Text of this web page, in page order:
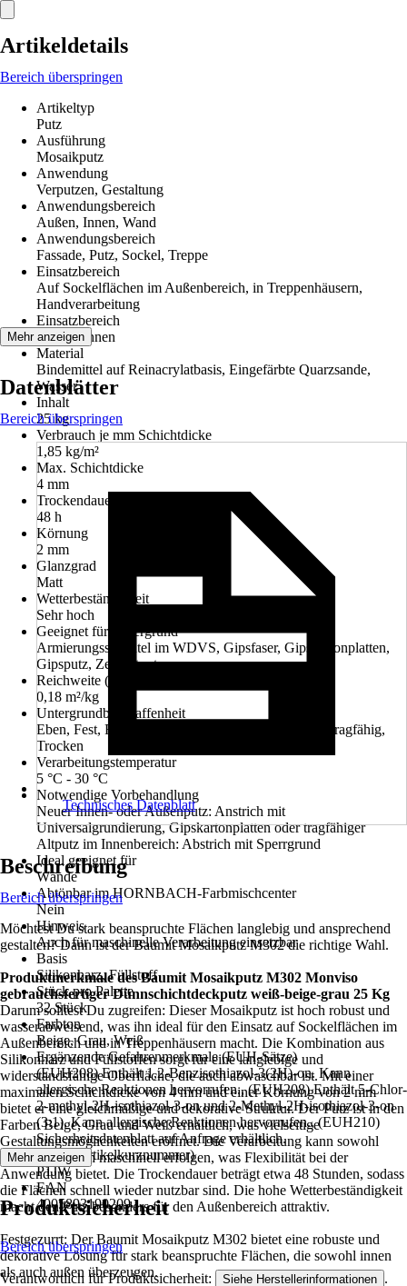
Artikeldetails
Bereich überspringen
Artikeltyp
Putz
Ausführung
Mosaikputz
Anwendung
Verputzen, Gestaltung
Anwendungsbereich
Außen, Innen, Wand
Anwendungsbereich
Fassade, Putz, Sockel, Treppe
Einsatzbereich
Auf Sockelflächen im Außenbereich, in Treppenhäusern,
Handverarbeitung
Einsatzbereich
Außen, Innen
Material
Bindemittel auf Reinacrylatbasis, Eingefärbte Quarzsande,
Wasser
Inhalt
25 kg
Verbrauch je mm Schichtdicke
1,85 kg/m²
Max. Schichtdicke
4 mm
Trockendauer ca.
48 h
Körnung
2 mm
Glanzgrad
Matt
Wetterbeständigkeit
Sehr hoch
Geeignet für Untergrund
Armierungsspachtel im WDVS, Gipsfaser, Gipskartonplatten,
Gipsputz, Zementputze
Reichweite (ca.)
0,18 m²/kg
Untergrundbeschaffenheit
Eben, Fest, Frei von haftungsmindernden Stoffen, Tragfähig,
Trocken
Verarbeitungstemperatur
5 °C - 30 °C
Notwendige Vorbehandlung
Neuer Innen- oder Außenputz: Anstrich mit
Universalgrundierung, Gipskartonplatten oder tragfähiger
Altputz im Innenbereich: Abstrich mit Sperrgrund
Ideal geeignet für
Wände
Abtönbar im HORNBACH-Farbmischcenter
Nein
Hinweis
Auch für maschinelle Verarbeitung einsetzbar
Basis
Silikonharz, Füllstoff
Stück pro Palette
32 Stück
Farbton
Beige, Grau, Weiß
Ergänzende Gefahrenmerkmale (EUH-Sätze)
(EUH208) Enthält 1,2-Benzisothiazol-3(2H)-on. Kann
allergische Reaktionen hervorrufen., (EUH208) Enthält 5-Chlor-
2-methyl-2H-isothiazol-3-on und 2-Methyl-2H-isothiazol-3-on
(3:1). Kann allergische Reaktionen hervorrufen., (EUH210)
Sicherheitsdatenblatt auf Anfrage erhältlich.
AKN (Artikelkurznummer)
P1JW
EAN
4005893190209
Mehr anzeigen
Datenblätter
Bereich überspringen
Technisches Datenblatt
Beschreibung
Bereich überspringen
Möchtest Du stark beanspruchte Flächen langlebig und ansprechend
gestalten? Dann ist der Baumit Mosaikputz M302 die richtige Wahl.
Produktmerkmale des Baumit Mosaikputz M302 Monviso
gebrauchsfertiger Dünnschichtdeckputz weiß-beige-grau 25 Kg
Darum solltest Du zugreifen: Dieser Mosaikputz ist hoch robust und
wasserabweisend, was ihn ideal für den Einsatz auf Sockelflächen im
Außenbereich und in Treppenhäusern macht. Die Kombination aus
Silikonharz und Füllstoffen sorgt für eine langlebige und
widerstandsfähige Oberfläche, die auch abwaschbar ist. Mit einer
maximalen Schichtdicke von 4 mm und einer Körnung von 2 mm
bietet er eine gleichmäßige und dekorative Struktur. Der Putz ist in den
Farben Beige, Grau und Weiß erhältlich, was vielseitige
Gestaltungsmöglichkeiten eröffnet. Die Verarbeitung kann sowohl
manuell als auch maschinell erfolgen, was Flexibilität bei der
Anwendung bietet. Die Trockendauer beträgt etwa 48 Stunden, sodass
die Flächen schnell wieder nutzbar sind. Die hohe Wetterbeständigkeit
macht den Putz besonders für den Außenbereich attraktiv.
Festgezurrt: Der Baumit Mosaikputz M302 bietet eine robuste und
dekorative Lösung für stark beanspruchte Flächen, die sowohl innen
als auch außen überzeugen.
Mehr anzeigen
Produktsicherheit
Bereich überspringen
Verantwortlich für Produktsicherheit: Siehe Herstellerinformationen .